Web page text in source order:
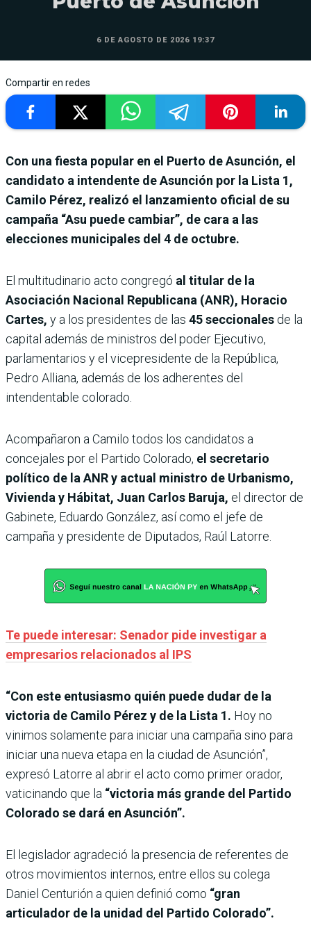
6 DE AGOSTO DE 2026 19:37
Compartir en redes
Con una fiesta popular en el Puerto de Asunción, el
candidato a intendente de Asunción por la Lista 1,
Camilo Pérez, realizó el lanzamiento oficial de su
campaña “Asu puede cambiar”, de cara a las
elecciones municipales del 4 de octubre.
El multitudinario acto congregó al titular de la
Asociación Nacional Republicana (ANR), Horacio
Cartes, y a los presidentes de las 45 seccionales de la
capital además de ministros del poder Ejecutivo,
parlamentarios y el vicepresidente de la República,
Pedro Alliana, además de los adherentes del
intendentable colorado.
Acompañaron a Camilo todos los candidatos a
concejales por el Partido Colorado, el secretario
político de la ANR y actual ministro de Urbanismo,
Vivienda y Hábitat, Juan Carlos Baruja, el director de
Gabinete, Eduardo González, así como el jefe de
campaña y presidente de Diputados, Raúl Latorre.
Te puede interesar: Senador pide investigar a
empresarios relacionados al IPS
“Con este entusiasmo quién puede dudar de la
victoria de Camilo Pérez y de la Lista 1. Hoy no
vinimos solamente para iniciar una campaña sino para
iniciar una nueva etapa en la ciudad de Asunción”,
expresó Latorre al abrir el acto como primer orador,
vaticinando que la “victoria más grande del Partido
Colorado se dará en Asunción”.
El legislador agradeció la presencia de referentes de
otros movimientos internos, entre ellos su colega
Daniel Centurión a quien definió como “gran
articulador de la unidad del Partido Colorado”.